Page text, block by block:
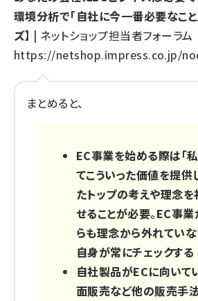
環境分析で「自社に今一番必要なこと
ズ】 | ネットショップ担当者フォーラム
https://netshop.impress.co.jp/
まとめると、
EC事業を始める際は「
てこういった価値を提供
たトップの考えや理念
せることが必要。EC事
らも理念から外れてい
自身が常にチェックする
自社製品がECに向いて
面販売など他の販売手